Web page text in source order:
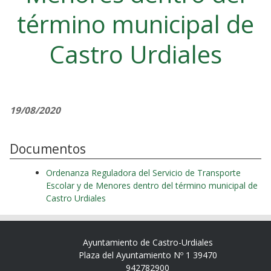
término municipal de
Castro Urdiales
19/08/2020
Documentos
Ordenanza Reguladora del Servicio de Transporte
Escolar y de Menores dentro del término municipal de
Castro Urdiales
Ayuntamiento de Castro-Urdiales
Plaza del Ayuntamiento Nº 1 39470
942782900